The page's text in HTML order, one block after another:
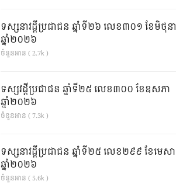
ទស្សនាវដ្ដីប្រជាជន ឆ្នាំទី២៦ លេខ៣០១ ខែមិថុនា
ឆ្នាំ២០២៦
ចំនួនអាន ( 2.7k )
ទស្សវដ្តីប្រជាជន ឆ្នាំទី២៥ លេខ៣០០ ខែឧសភា
ឆ្នាំ២០២៦
ចំនួនអាន ( 7.3k )
ទស្សនាវដ្ដីប្រជាជន ឆ្នាំទី២៥ លេខ២៩៩ ខែមេសា
ឆ្នាំ២០២៦
ចំនួនអាន ( 5.6k )